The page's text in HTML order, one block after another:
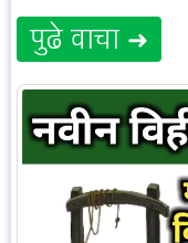
पुढे वाचा ➜